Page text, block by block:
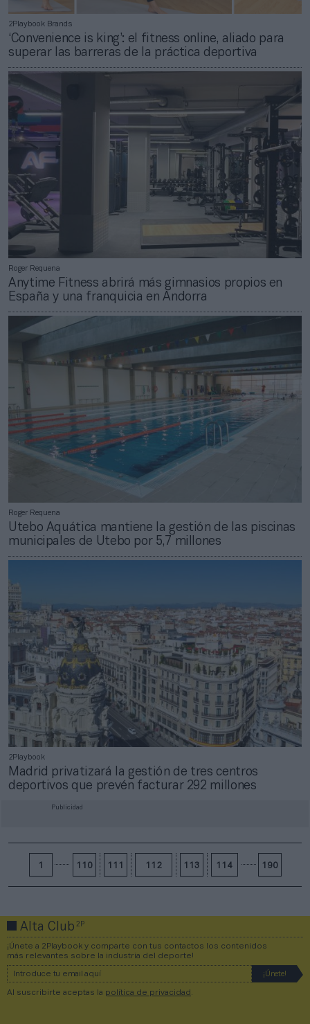
Publicidad
2Playbook Brands
‘Convenience is king’: el fitness online, aliado para
superar las barreras de la práctica deportiva
Roger Requena
Anytime Fitness abrirá más gimnasios propios en
España y una franquicia en Andorra
Roger Requena
Utebo Aquática mantiene la gestión de las piscinas
municipales de Utebo por 5,7 millones
2Playbook
Madrid privatizará la gestión de tres centros
deportivos que prevén facturar 292 millones
1 110 111 112 113 114 190
Alta Club2P
¡Únete a 2Playbook y comparte con tus contactos los contenidos
más relevantes sobre la industria del deporte!
Al suscribirte aceptas la política de privacidad